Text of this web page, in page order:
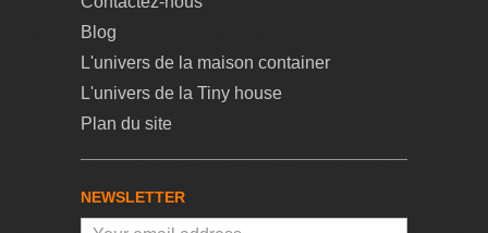
Blog
L'univers de la maison container
L'univers de la Tiny house
Plan du site
NEWSLETTER